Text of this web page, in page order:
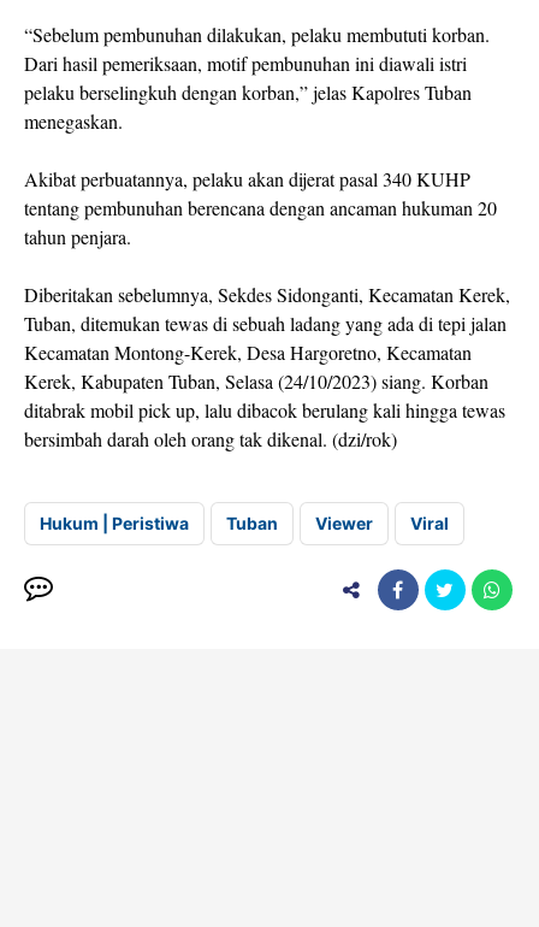
“Sebelum pembunuhan dilakukan, pelaku membututi korban.
Dari hasil pemeriksaan, motif pembunuhan ini diawali istri
pelaku berselingkuh dengan korban,” jelas Kapolres Tuban
menegaskan.
Akibat perbuatannya, pelaku akan dijerat pasal 340 KUHP
tentang pembunuhan berencana dengan ancaman hukuman 20
tahun penjara.
Diberitakan sebelumnya, Sekdes Sidonganti, Kecamatan Kerek,
Tuban, ditemukan tewas di sebuah ladang yang ada di tepi jalan
Kecamatan Montong-Kerek, Desa Hargoretno, Kecamatan
Kerek, Kabupaten Tuban, Selasa (24/10/2023) siang. Korban
ditabrak mobil pick up, lalu dibacok berulang kali hingga tewas
bersimbah darah oleh orang tak dikenal. (dzi/rok)
Hukum | Peristiwa Tuban Viewer Viral